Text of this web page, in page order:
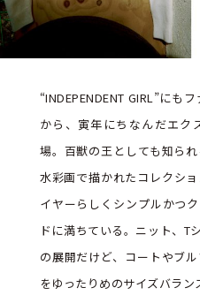
“INDEPENDENT GIRL”にも
から、寅年にちなんだエク
場。百獣の王としても知ら
水彩画で描かれたコレクシ
イヤーらしくシンプルかつ
ドに満ちている。ニット、T
の展開だけど、コートやブ
をゆったりめのサイズバラン